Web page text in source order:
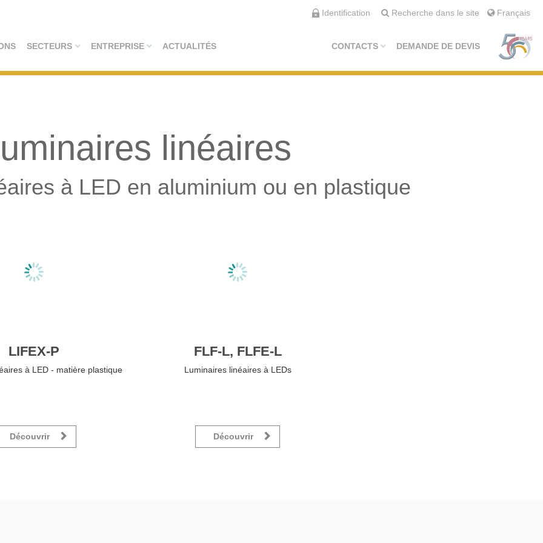
Identification Recherche dans le site Français
SECTEURS ENTREPRISE ACTUALITÉS CONTACTS DEMANDE DE DEVIS
linéaires
à LED en aluminium ou en plastique
LIFEX-P
à LED - matière plastique
Découvrir
FLF-L, FLFE-L
Luminaires linéaires à LEDs
Découvrir